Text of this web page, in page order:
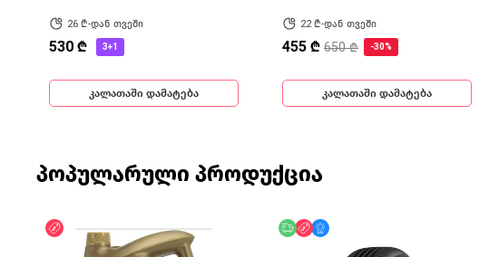
26 ₾-დან თვეში
530 ₾ 3+1
კალათაში დამატება
22 ₾-დან თვეში
455 ₾ 650 ₾ -30%
კალათაში დამატება
პოპულარული პროდუქცია
ფასდაკლება უფასო მიწოდება
ფასდაკლება